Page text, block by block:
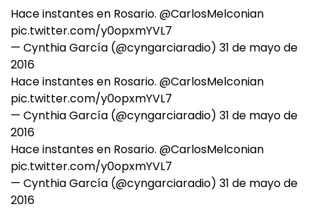
Hace instantes en Rosario. @CarlosMelconian
pic.twitter.com/y0opxmYVL7
— Cynthia García (@cyngarciaradio) 31 de mayo de
2016
Hace instantes en Rosario. @CarlosMelconian
pic.twitter.com/y0opxmYVL7
— Cynthia García (@cyngarciaradio) 31 de mayo de
2016
Hace instantes en Rosario. @CarlosMelconian
pic.twitter.com/y0opxmYVL7
— Cynthia García (@cyngarciaradio) 31 de mayo de
2016